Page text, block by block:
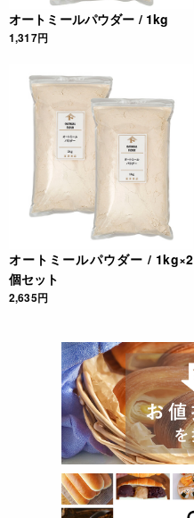
オートミールパウダー / 1kg
1,317円
オートミールパウダー / 1kg×2
個セット
2,635円